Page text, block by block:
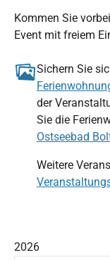
Kommen Sie
Event mit freiem
Sichern Sie
der
Sie die
Ostseebad
Weitere
2026